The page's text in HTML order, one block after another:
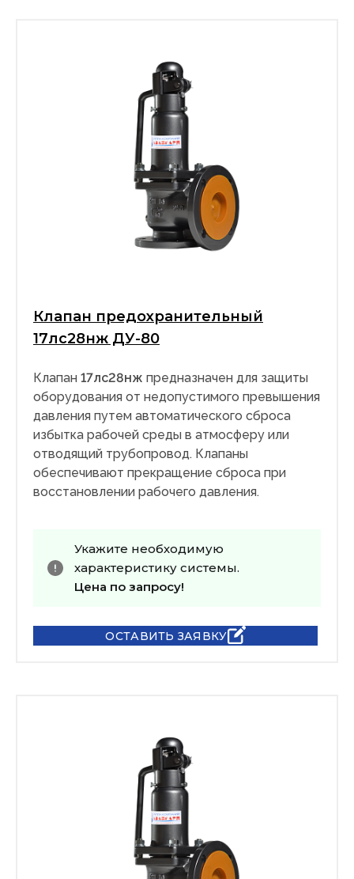
Клапан предохранительный
17лс28нж ДУ-80
Клапан 17лс28нж предназначен для защиты
оборудования от недопустимого превышения
давления путем автоматического сброса
избытка рабочей среды в атмосферу или
отводящий трубопровод. Клапаны
обеспечивают прекращение сброса при
восстановлении рабочего давления.
Укажите необходимую
характеристику системы.
Цена по запросу!
ОСТАВИТЬ ЗАЯВКУ